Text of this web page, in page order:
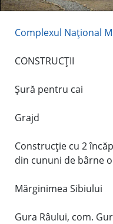
Complexul Naţional
CONSTRUCŢII
Şură pentru cai
Grajd
Construcţie cu 2
din cununi de bârne
Mărginimea Sibiului
Gura Râului, com.